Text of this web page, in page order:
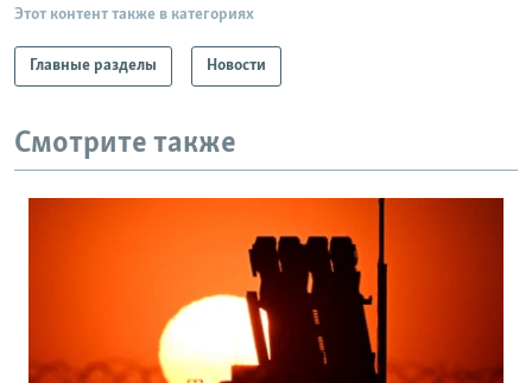
Этот контент также в категориях
Главные разделы Новости
Смотрите также